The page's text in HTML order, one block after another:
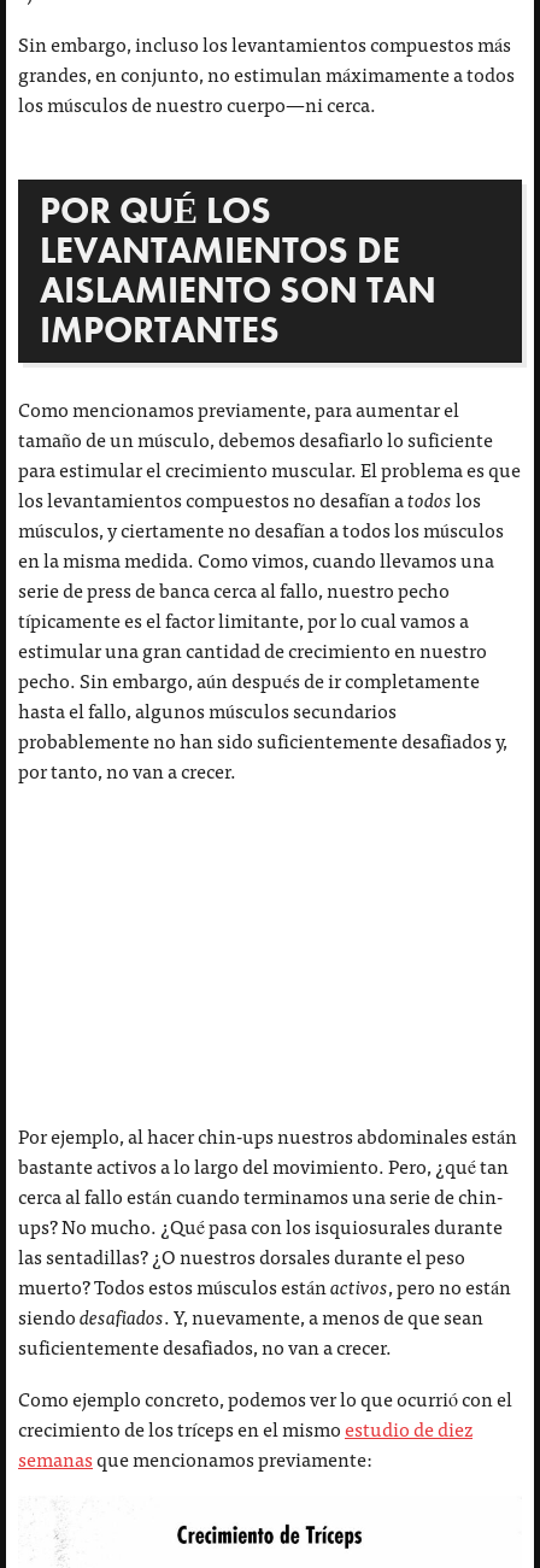
Sin embargo, incluso los levantamientos compuestos más
grandes, en conjunto, no estimulan máximamente a todos
los músculos de nuestro cuerpo—ni cerca.
POR QUÉ LOS
LEVANTAMIENTOS DE
AISLAMIENTO SON TAN
IMPORTANTES
Como mencionamos previamente, para aumentar el
tamaño de un músculo, debemos desafiarlo lo suficiente
para estimular el crecimiento muscular. El problema es que
los levantamientos compuestos no desafían atodoslos
músculos, y ciertamente no desafían a todos los músculos
en la misma medida. Como vimos, cuando llevamos una
serie de press de banca cerca al fallo, nuestro pecho
típicamente es el factor limitante, por lo cual vamos a
estimular una gran cantidad de crecimiento en nuestro
pecho. Sin embargo, aún después de ir completamente
hasta el fallo, algunos músculos secundarios
probablemente no han sido suficientemente desafiados y,
por tanto, no van a crecer.
Por ejemplo, al hacer chin-ups nuestros abdominales están
bastante activos a lo largo del movimiento. Pero, ¿qué tan
cerca al fallo están cuando terminamos una serie de chin-
ups? No mucho. ¿Qué pasa con los isquiosurales durante
las sentadillas? ¿O nuestros dorsales durante el peso
muerto? Todos estos músculos estánactivos, pero no están
siendodesafiados. Y, nuevamente, a menos de que sean
suficientemente desafiados, no van a crecer.
Como ejemplo concreto, podemos ver lo que ocurrió con el
crecimiento de los tríceps en el mismoestudio de diez
semanasque mencionamos previamente: